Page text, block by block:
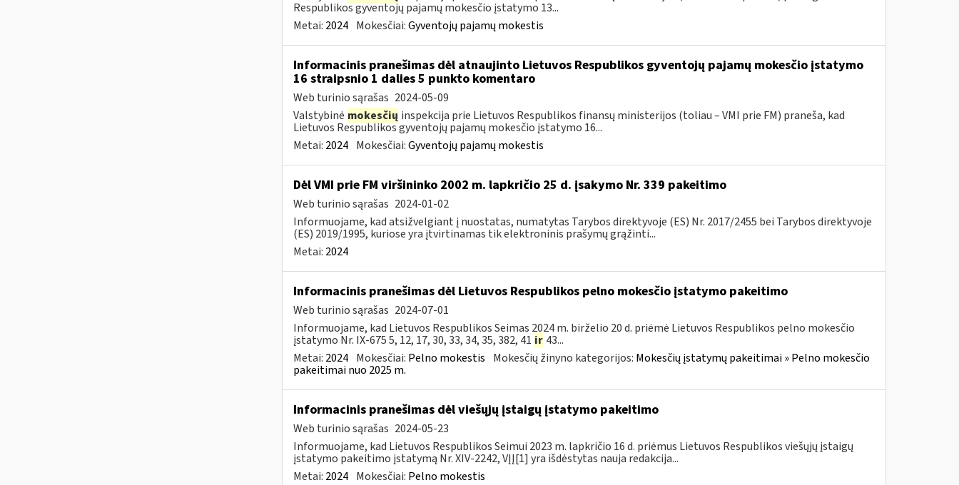
Respublikos gyventojų pajamų mokesčio įstatymo 13...
Metai: 2024 Mokesčiai:Gyventojų pajamų mokestis
Informacinis pranešimas dėl atnaujinto Lietuvos Respublikos gyventojų pajamų mokesčio įstatymo
16 straipsnio 1 dalies 5 punkto komentaro
Web turinio sąrašas 2024-05-09
Valstybinė mokesčių inspekcija prie Lietuvos Respublikos finansų ministerijos (toliau – VMI prie FM) praneša, kad
Lietuvos Respublikos gyventojų pajamų mokesčio įstatymo 16...
Metai: 2024 Mokesčiai:Gyventojų pajamų mokestis
Dėl VMI prie FM viršininko 2002 m. lapkričio 25 d. įsakymo Nr. 339 pakeitimo
Web turinio sąrašas 2024-01-02
Informuojame, kad atsižvelgiant į nuostatas, numatytas Tarybos direktyvoje (ES) Nr. 2017/2455 bei Tarybos direktyvoje
(ES) 2019/1995, kuriose yra įtvirtinamas tik elektroninis prašymų grąžinti...
Metai: 2024
Informacinis pranešimas dėl Lietuvos Respublikos pelno mokesčio įstatymo pakeitimo
Web turinio sąrašas 2024-07-01
Informuojame, kad Lietuvos Respublikos Seimas 2024 m. birželio 20 d. priėmė Lietuvos Respublikos pelno mokesčio
įstatymo Nr. IX-675 5, 12, 17, 30, 33, 34, 35, 382, 41 ir 43...
Metai: 2024 Mokesčiai: Pelno mokestis Mokesčių žinyno kategorijos: Mokesčių įstatymų pakeitimai » Pelno mokesčio
pakeitimai nuo 2025 m.
Informacinis pranešimas dėl viešųjų įstaigų įstatymo pakeitimo
Web turinio sąrašas 2024-05-23
Informuojame, kad Lietuvos Respublikos Seimui 2023 m. lapkričio 16 d. priėmus Lietuvos Respublikos viešųjų įstaigų
įstatymo pakeitimo įstatymą Nr. XIV-2242, VĮĮ[1] yra išdėstytas nauja redakcija...
Metai: 2024 Mokesčiai: Pelno mokestis